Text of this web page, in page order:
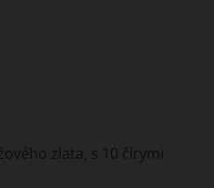
zlata, s 10 čírymi